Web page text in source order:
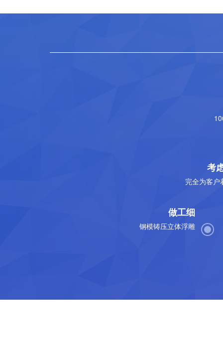
考
完全为客户
做工细
钢模铸压立体浮雕